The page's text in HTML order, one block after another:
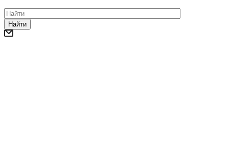
Найти